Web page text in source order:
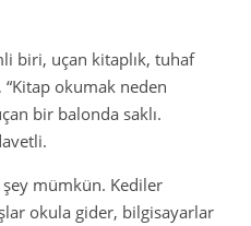
biri, uçan kitaplık, tuhaf
okumak neden
bir balonda saklı.
şey mümkün. Kediler
okula gider, bilgisayarlar